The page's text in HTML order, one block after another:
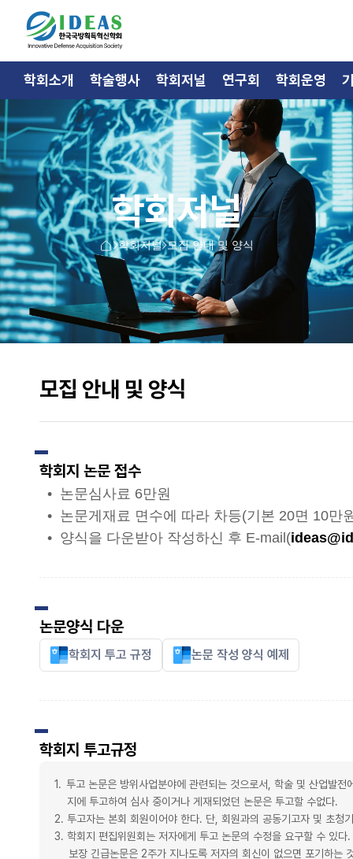
학회저널
학회저널 모집 안내 및 양식
모집 안내 및 양식
학회지 논문 접수
• 논문심사료 6만원
• 논문게재료 면수에 따라 차등(기본 20면 10만
• 양식을 다운받아 작성하신 후 E-mail(
논문양식 다운
학회지 투고 규정 논문 작성 양식 예제
학회지 투고규정
1. 투고 논문은 방위사업분야에 관련되는 것으로서, 학술 및 산업발
지에 투고하여 심사 중이거나 게재되었던 논문은 투고할 수없다.
2. 투고자는 본회 회원이어야 한다. 단, 회원과의 공동기고자 및 초청
3. 학회지 편집위원회는 저자에게 투고 논문의 수정을 요구할 수 있
보장 긴급논문은 2주가 지나도록 저자의 회신이 없으면 포기하는
학회소개 학술행사 학회저널 연구회 학회운영